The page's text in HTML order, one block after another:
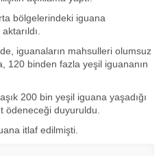
bölgelerindeki iguana
iguanaların mahsulleri olumsuz
120 binden fazla yeşil iguananın
200 bin yeşil iguana yaşadığı
ödeneceği duyuruldu.
itlaf edilmişti.